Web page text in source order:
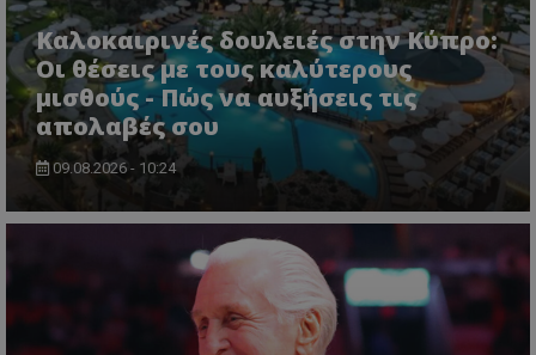
Καλοκαιρινές δουλειές στην Κύπρο:
Οι θέσεις με τους καλύτερους
μισθούς - Πώς να αυξήσεις τις
απολαβές σου
09.08.2026 - 10:24